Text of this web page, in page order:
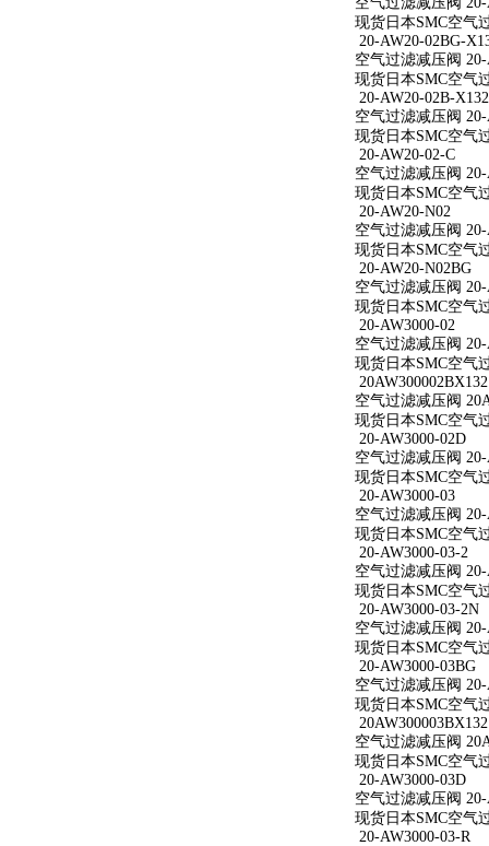
现货日本SMC空气
20-AW20-02BG-
空气过滤减压阀
现货日本SMC空气
20-AW20-02B-X132
空气过滤减压阀
现货日本SMC空气
20-AW20-02-C
空气过滤减压阀 20-
现货日本SMC空气
20-AW20-N02
空气过滤减压阀
现货日本SMC空气
20-AW20-N02BG
空气过滤减压阀
现货日本SMC空气
20-AW3000-02
空气过滤减压阀 20-
现货日本SMC空气
20AW300002BX132
空气过滤减压阀
现货日本SMC空气
20-AW3000-02D
空气过滤减压阀 20-
现货日本SMC空气
20-AW3000-03
空气过滤减压阀 20-
现货日本SMC空气
20-AW3000-03-2
空气过滤减压阀 20-
现货日本SMC空气
20-AW3000-03-2N
空气过滤减压阀
现货日本SMC空气
20-AW3000-03BG
空气过滤减压阀 20-
现货日本SMC空气
20AW300003BX132
空气过滤减压阀
现货日本SMC空气
20-AW3000-03D
空气过滤减压阀 20-
现货日本SMC空气
20-AW3000-03-R